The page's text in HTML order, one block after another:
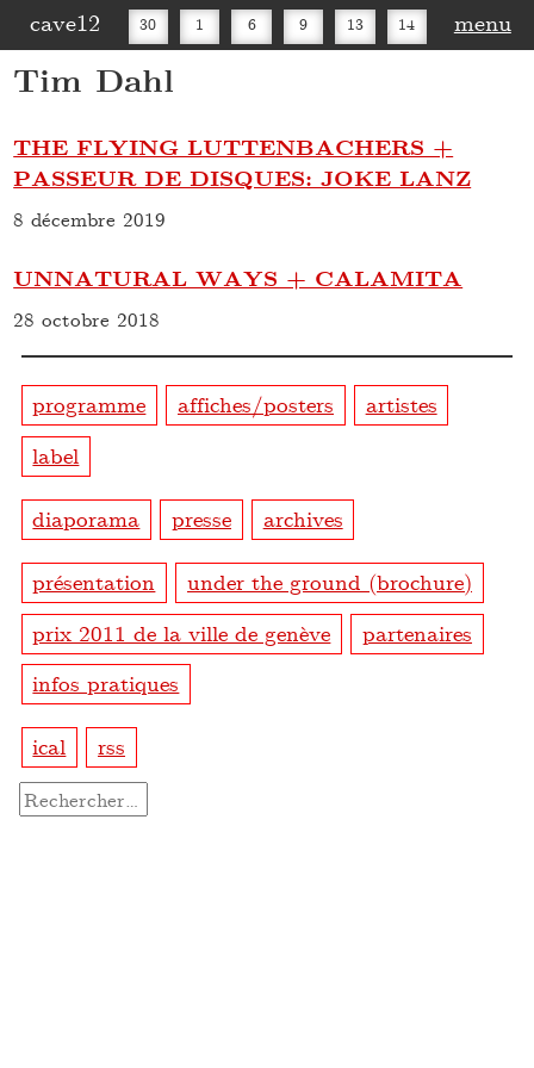
cave12 30 1 6 9 13 14
16
menu
Tim Dahl
THE FLYING LUTTENBACHERS +
PASSEUR DE DISQUES: JOKE LANZ
8 décembre 2019
UNNATURAL WAYS + CALAMITA
28 octobre 2018
programme affiches/posters
artistes
label
diaporama presse archives
présentation
under the ground (brochure)
prix 2011 de la ville de genève
partenaires
infos pratiques
ical rss
Rechercher :